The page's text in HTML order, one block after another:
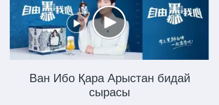
Ван Ибо Қара Арыстан бидай
сырасы